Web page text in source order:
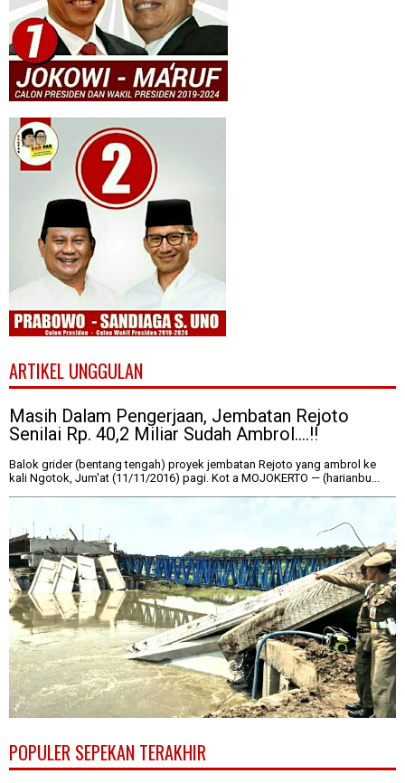
ARTIKEL UNGGULAN
Masih Dalam Pengerjaan, Jembatan Rejoto
Senilai Rp. 40,2 Miliar Sudah Ambrol....!!
Balok grider (bentang tengah) proyek jembatan Rejoto yang ambrol ke
kali Ngotok, Jum'at (11/11/2016) pagi. Kot a MOJOKERTO — (harianbu...
POPULER SEPEKAN TERAKHIR